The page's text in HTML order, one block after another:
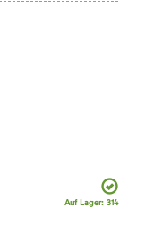
Auf Lager: 314